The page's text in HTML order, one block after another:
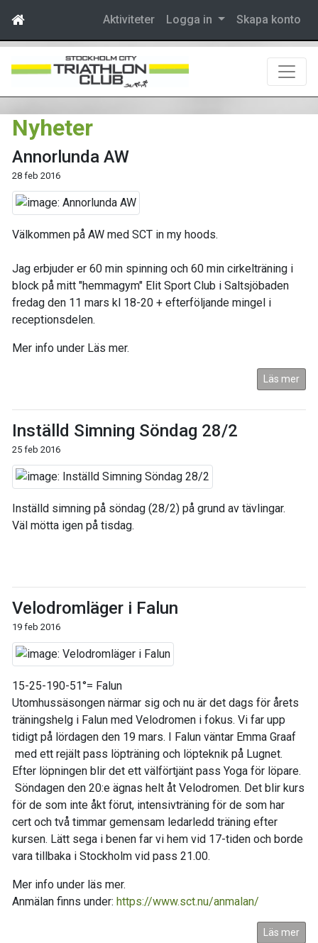
Aktiviteter Logga in Skapa konto
Nyheter
Annorlunda AW
28 feb 2016
Välkommen på AW med SCT in my hoods.
Jag erbjuder er 60 min spinning och 60 min cirkelträning i
block på mitt "hemmagym" Elit Sport Club i Saltsjöbaden
fredag den 11 mars kl 18-20 + efterföljande mingel i
receptionsdelen.
Mer info under Läs mer.
Läs mer
Inställd Simning Söndag 28/2
25 feb 2016
Inställd simning på söndag (28/2) på grund av tävlingar.
Väl mötta igen på tisdag.
Velodromläger i Falun
19 feb 2016
15-25-190-51°= Falun
Utomhussäsongen närmar sig och nu är det dags för årets
träningshelg i Falun med Velodromen i fokus. Vi far upp
tidigt på lördagen den 19 mars. I Falun väntar Emma Graaf
med ett rejält pass löpträning och löpteknik på Lugnet.
Efter löpningen blir det ett välförtjänt pass Yoga för löpare.
Söndagen den 20:e ägnas helt åt Velodromen. Det blir kurs
för de som inte åkt förut, intensivträning för de som har
cert och två timmar gemensam ledarledd träning efter
kursen. Lätt sega i benen far vi hem vid 17-tiden och borde
vara tillbaka i Stockholm vid pass 21.00.
Mer info under läs mer.
Anmälan finns under: https://www.sct.nu/anmalan/
Läs mer